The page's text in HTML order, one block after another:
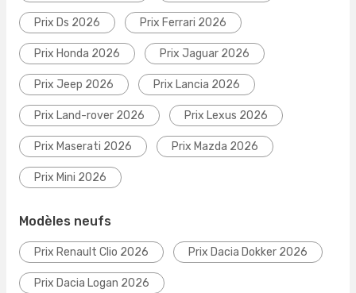
Prix Ds 2026 Prix Ferrari 2026
Prix Honda 2026 Prix Jaguar 2026
Prix Jeep 2026 Prix Lancia 2026
Prix Land-rover 2026 Prix Lexus 2026
Prix Maserati 2026 Prix Mazda 2026
Prix Mini 2026
Modèles neufs
Prix Renault Clio 2026 Prix Dacia Dokker 2026
Prix Dacia Logan 2026